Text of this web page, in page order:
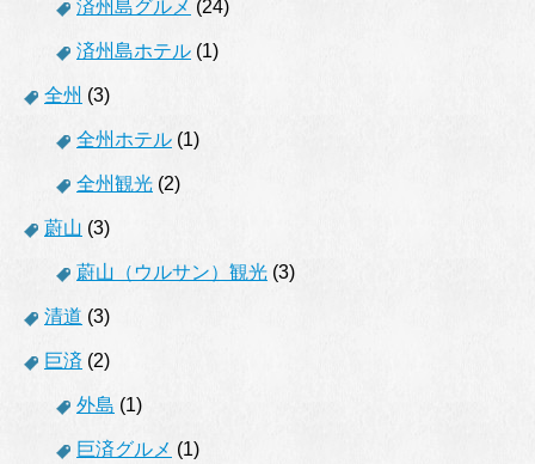
済州島グルメ (24)
済州島ホテル (1)
全州 (3)
全州ホテル (1)
全州観光 (2)
蔚山 (3)
蔚山（ウルサン）観光 (3)
清道 (3)
巨済 (2)
外島 (1)
巨済グルメ (1)